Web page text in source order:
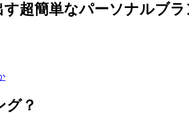
超簡単なパーソナルブ
グ？